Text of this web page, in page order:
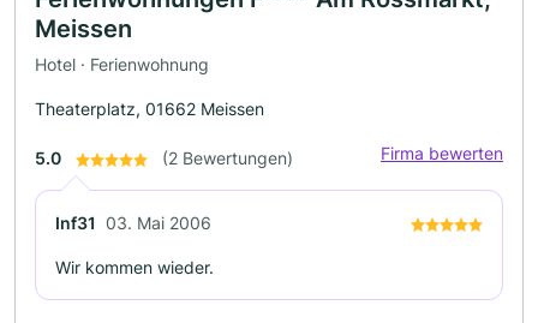
Meissen
Hotel · Ferienwohnung
Theaterplatz, 01662 Meissen
5.0 (2 Bewertungen) Firma bewerten
Inf31 03. Mai 2006
Wir kommen wieder.